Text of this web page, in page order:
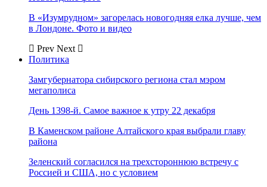
В «Изумрудном» загорелась новогодняя елка лучше, чем
в Лондоне. Фото и видео
Prev Next
Политика
Замгубернатора сибирского региона стал мэром
мегаполиса
День 1398-й. Самое важное к утру 22 декабря
В Каменском районе Алтайского края выбрали главу
района
Зеленский согласился на трехстороннюю встречу с
Россией и США, но с условием